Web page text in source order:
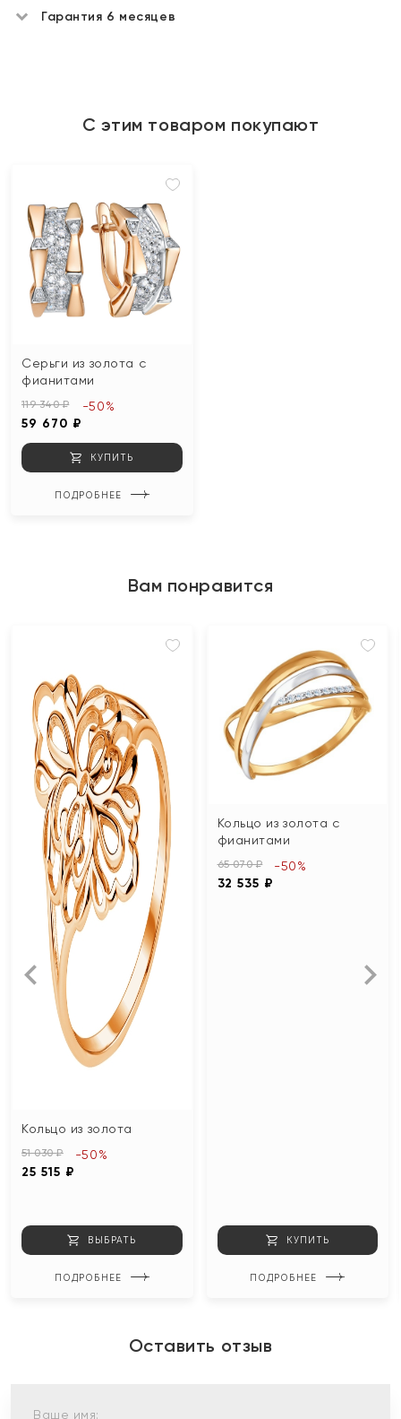
Гарантия 6 месяцев
С этим товаром покупают
Серьги из золота с
фианитами
119 340 ₽
59 670 ₽
-50%
КУПИТЬ
ПОДРОБНЕЕ
Вам понравится
Кольцо из золота
51 030 ₽
25 515 ₽
-50%
ВЫБРАТЬ
ПОДРОБНЕЕ
Кольцо из золота с
фианитами
65 070 ₽
32 535 ₽
-50%
КУПИТЬ
ПОДРОБНЕЕ
Оставить отзыв
Ваше имя: